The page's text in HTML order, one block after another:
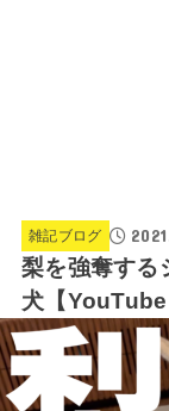
雑記ブログ
梨を強奪する
犬【YouTube